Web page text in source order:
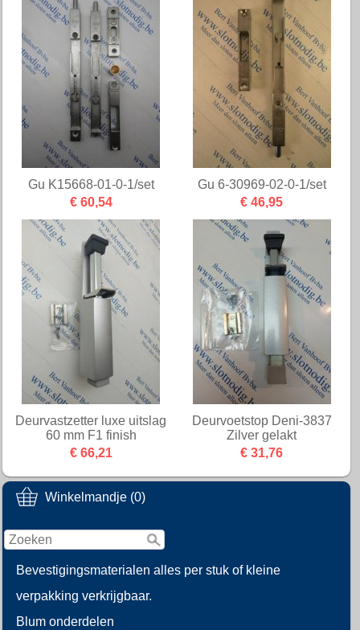
Winkelmandje (0)
Bevestigingsmaterialen alles per stuk of kleine
verpakking verkrijgbaar.
Blum onderdelen
Gu K15668-01-0-1/set
€ 60,54
Gu 6-30969-02-0-1/set
€ 46,95
Deurvastzetter luxe uitslag
60 mm F1 finish
€ 66,21
Deurvoetstop Deni-3837
Zilver gelakt
€ 31,76